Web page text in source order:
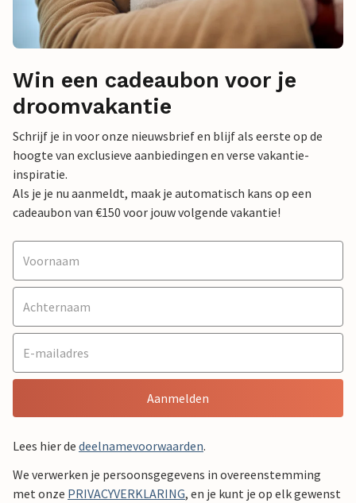
Win een cadeaubon voor je
droomvakantie
Schrijf je in voor onze nieuwsbrief en blijf als eerste op de
hoogte van exclusieve aanbiedingen en verse vakantie-
inspiratie.
Als je je nu aanmeldt, maak je automatisch kans op een
cadeaubon van €150 voor jouw volgende vakantie!
Aanmelden
Lees hier de deelnamevoorwaarden.
We verwerken je persoonsgegevens in overeenstemming
met onze PRIVACYVERKLARING, en je kunt je op elk gewenst